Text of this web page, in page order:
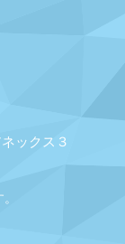
ックス３